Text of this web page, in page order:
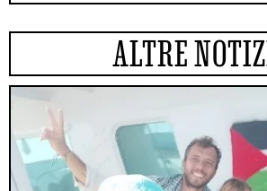
ALTRE